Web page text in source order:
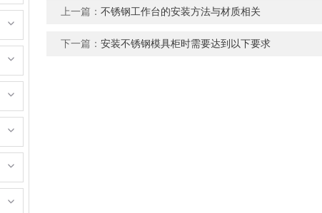
上一篇： 不锈钢工作台的安装方法与材质相关
下一篇： 安装不锈钢模具柜时需要达到以下要求